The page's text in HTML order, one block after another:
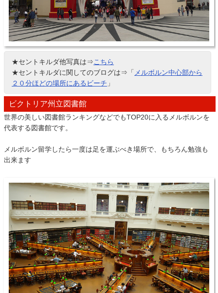
★セントキルダ他写真は⇒こちら
★セントキルダに関してのブログは⇒「 メルボルン中心部から
２０分ほどの場所にあるビーチ 」
ビクトリア州立図書館
世界の美しい図書館ランキングなどでもTOP20に入るメルボルンを
代表する図書館です。
メルボルン留学したら一度は足を運ぶべき場所で、もちろん勉強も
出来ます